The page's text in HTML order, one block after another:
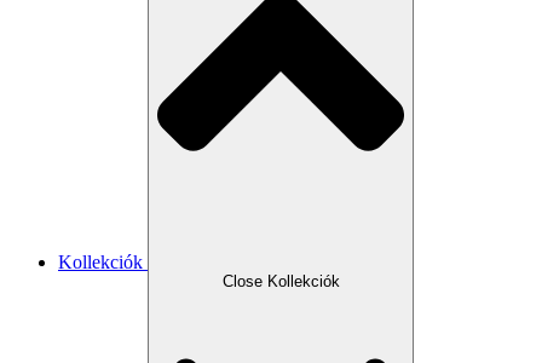
Kollekciók
Close Kollekciók